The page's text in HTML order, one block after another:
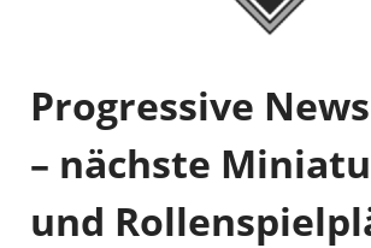
Progressive
– nächste
und